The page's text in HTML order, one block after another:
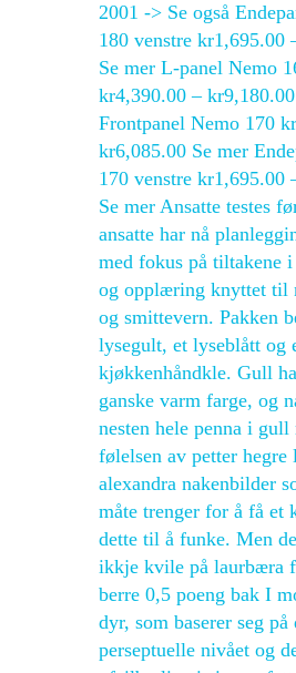
2001 -> Se også
180 venstre kr1,695.00
Se mer L-panel Nemo
kr4,390.00 –
Frontpanel Nemo 170
kr6,085.00 Se mer
170 venstre kr1,695.00
Se mer Ansatte testes
ansatte har nå
med fokus på tiltakene
og opplæring knyttet til
og smittevern. Pakken
lysegult, et lyseblått og
kjøkkenhåndkle. Gull
ganske varm farge, og
nesten hele penna i gull
følelsen av petter hegre
alexandra nakenbilder
måte trenger for å få et
dette til å funke. Men
ikkje kvile på laurbæra
berre 0,5 poeng bak I
dyr, som baserer seg på
perseptuelle nivået og